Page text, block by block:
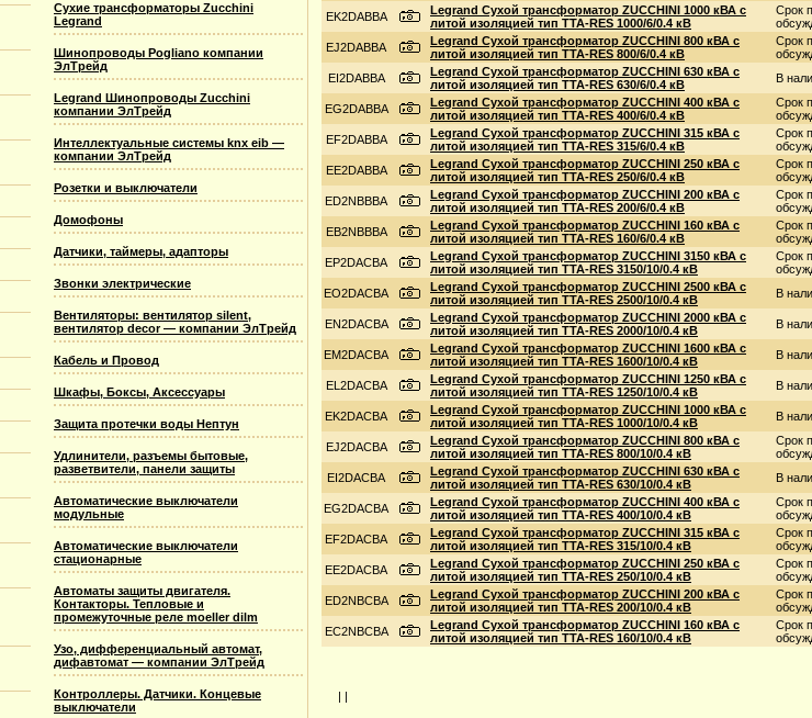
Сухие трансформаторы Zucchini
Legrand
Шинопроводы Pogliano компании
ЭлТрейд
Legrand Шинопроводы Zucchini
компании ЭлТрейд
Интеллектуальные системы knx eib —
компании ЭлТрейд
Розетки и выключатели
Домофоны
Датчики, таймеры, адапторы
Звонки электрические
Вентиляторы: вентилятор silent,
вентилятор decor — компании ЭлТрейд
Кабель и Провод
Шкафы, Боксы, Аксессуары
Защита протечки воды Нептун
Удлинители, разъемы бытовые,
разветвители, панели защиты
Автоматические выключатели
модульные
Автоматические выключатели
стационарные
Автоматы защиты двигателя.
Контакторы. Тепловые и
промежуточные реле moeller dilm
Узо, дифференциальный автомат,
дифавтомат — компании ЭлТрейд
Контроллеры. Датчики. Концевые
выключатели
EK2DABBA
Legrand Сухой трансформатор ZUCCHINI 1000 кВА с
литой изоляцией тип TTA-RES 1000/6/0.4 кВ
Срок
EJ2DABBA
Legrand Сухой трансформатор ZUCCHINI 800 кВА с
литой изоляцией тип TTA-RES 800/6/0.4 кВ
Срок
EI2DABBA
Legrand Сухой трансформатор ZUCCHINI 630 кВА с
литой изоляцией тип TTA-RES 630/6/0.4 кВ
В
EG2DABBA
Legrand Сухой трансформатор ZUCCHINI 400 кВА с
литой изоляцией тип TTA-RES 400/6/0.4 кВ
Срок
EF2DABBA
Legrand Сухой трансформатор ZUCCHINI 315 кВА с
литой изоляцией тип TTA-RES 315/6/0.4 кВ
Срок
EE2DABBA
Legrand Сухой трансформатор ZUCCHINI 250 кВА с
литой изоляцией тип TTA-RES 250/6/0.4 кВ
Срок
ED2NBBBA
Legrand Сухой трансформатор ZUCCHINI 200 кВА с
литой изоляцией тип TTA-RES 200/6/0.4 кВ
Срок
EB2NBBBA
Legrand Сухой трансформатор ZUCCHINI 160 кВА с
литой изоляцией тип TTA-RES 160/6/0.4 кВ
Срок
EP2DACBA
Legrand Сухой трансформатор ZUCCHINI 3150 кВА с
литой изоляцией тип TTA-RES 3150/10/0.4 кВ
Срок
EO2DACBA
Legrand Сухой трансформатор ZUCCHINI 2500 кВА с
литой изоляцией тип TTA-RES 2500/10/0.4 кВ
В
EN2DACBA
Legrand Сухой трансформатор ZUCCHINI 2000 кВА с
литой изоляцией тип TTA-RES 2000/10/0.4 кВ
В
EM2DACBA
Legrand Сухой трансформатор ZUCCHINI 1600 кВА с
литой изоляцией тип TTA-RES 1600/10/0.4 кВ
В
EL2DACBA
Legrand Сухой трансформатор ZUCCHINI 1250 кВА с
литой изоляцией тип TTA-RES 1250/10/0.4 кВ
В
EK2DACBA
Legrand Сухой трансформатор ZUCCHINI 1000 кВА с
литой изоляцией тип TTA-RES 1000/10/0.4 кВ
В
EJ2DACBA
Legrand Сухой трансформатор ZUCCHINI 800 кВА с
литой изоляцией тип TTA-RES 800/10/0.4 кВ
Срок
EI2DACBA
Legrand Сухой трансформатор ZUCCHINI 630 кВА с
литой изоляцией тип TTA-RES 630/10/0.4 кВ
В
EG2DACBA
Legrand Сухой трансформатор ZUCCHINI 400 кВА с
литой изоляцией тип TTA-RES 400/10/0.4 кВ
Срок
EF2DACBA
Legrand Сухой трансформатор ZUCCHINI 315 кВА с
литой изоляцией тип TTA-RES 315/10/0.4 кВ
Срок
EE2DACBA
Legrand Сухой трансформатор ZUCCHINI 250 кВА с
литой изоляцией тип TTA-RES 250/10/0.4 кВ
Срок
ED2NBCBA
Legrand Сухой трансформатор ZUCCHINI 200 кВА с
литой изоляцией тип TTA-RES 200/10/0.4 кВ
Срок
EC2NBCBA
Legrand Сухой трансформатор ZUCCHINI 160 кВА с
литой изоляцией тип TTA-RES 160/10/0.4 кВ
Срок
| |